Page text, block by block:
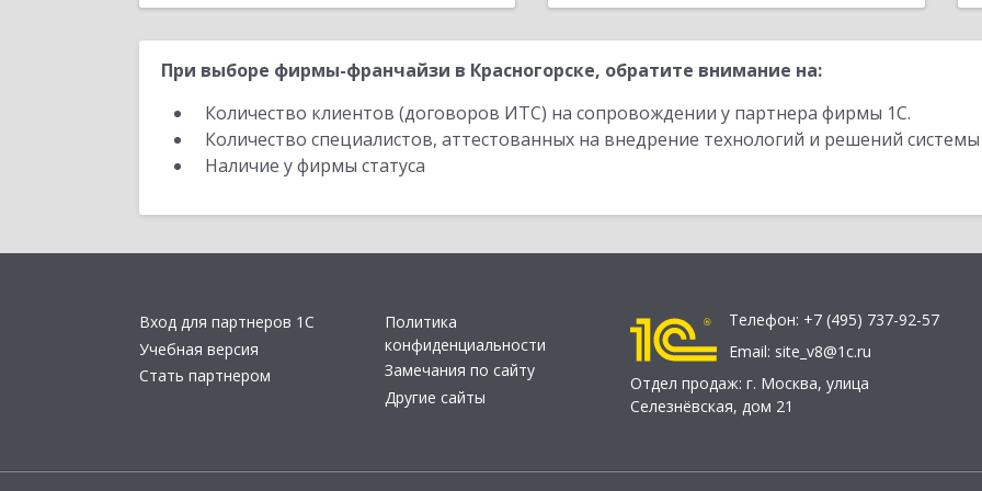
При выборе фирмы-франчайзи в Красногорске, обратите внимание на:
Количество клиентов (договоров ИТС) на сопровождении у партнера фирмы 1С.
Количество специалистов, аттестованных на внедрение технологий и решений
Наличие у фирмы статуса
Вход для партнеров 1С
Учебная версия
Стать партнером
Политика
конфиденциальности
Замечания по сайту
Другие сайты
Телефон: +7 (495) 737-92-57
Email: site_v8@1c.ru
Отдел продаж: г. Москва, улица
Селезнёвская, дом 21